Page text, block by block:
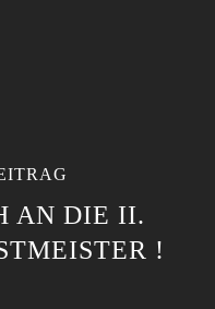
AN DIE II.
!